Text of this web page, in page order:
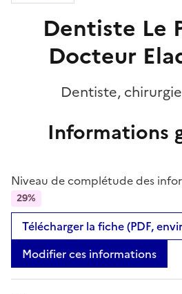
Dentiste Le
Docteur
Dentiste,
Informations
Niveau de complétude des
29%
Télécharger la fiche (PDF,
Modifier ces informations